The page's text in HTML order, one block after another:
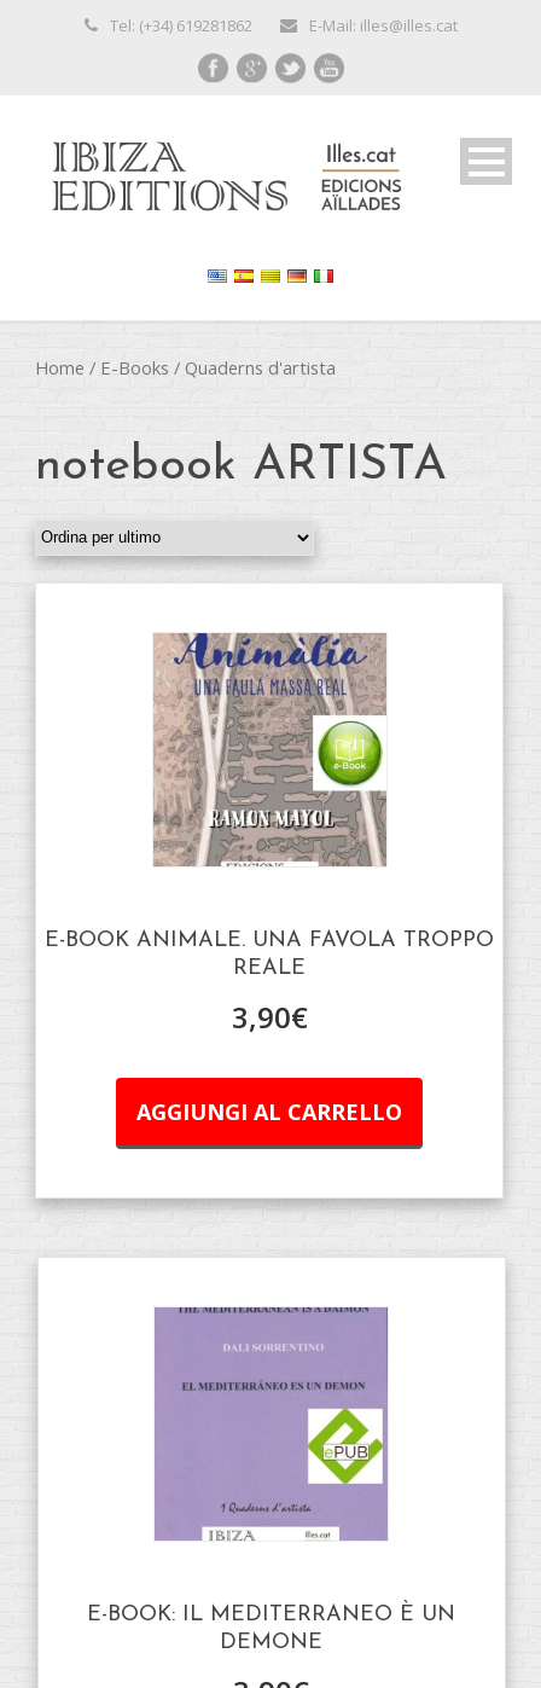
Tel: (+34) 619281862 E-Mail: illes@illes.cat
Home / E-Books / Quaderns d'artista
notebook ARTISTA
E-BOOK ANIMALE. UNA FAVOLA TROPPO
REALE
3,90€
AGGIUNGI AL CARRELLO
E-BOOK: IL MEDITERRANEO È UN
DEMONE